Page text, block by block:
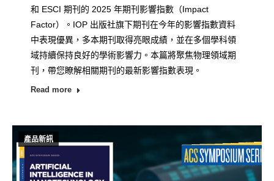
和 ESCI 期刊的 2025 年期刊影響指數（Impact
Factor）。IOP 出版社旗下期刊在今年的影響指數資料
中表現優異，多本期刊取得亮眼成績，並在多個學科領
域持續保持良好的學術影響力。本篇將聚焦物理領域期
刊，帶您瞭解相關期刊的最新影響指數表現。
Read more
產品新訊